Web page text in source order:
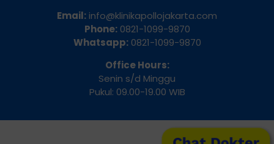
Email: info@klinikapollojakarta.com
Phone:0821-1099-9870
Whatsapp:0821-1099-9870
Office Hours:
Senin s/d Minggu
Pukul: 09.00-19.00 WIB